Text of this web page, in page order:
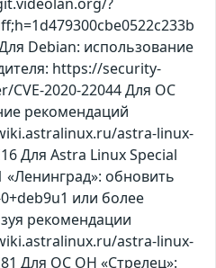
Debian: использование
https://security-
2020-22044 Для ОС
рекомендаций
astra-linux-
Для Astra Linux Special
«Ленинград»: обновить
или более
рекомендации
astra-linux-
Для ОС ОН «Стрелец»: